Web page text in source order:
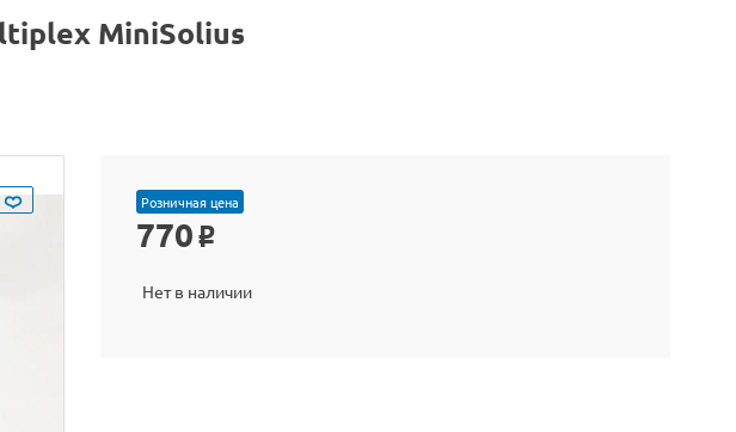
MiniSolius
Розничная цена
770 o
Нет в наличии